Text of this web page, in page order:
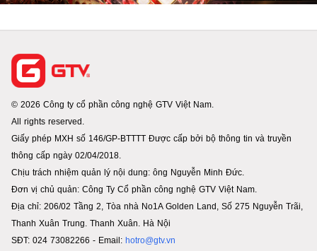
© 2026 Công ty cổ phần công nghệ GTV Việt Nam.
All rights reserved.
Giấy phép MXH số 146/GP-BTTTT Được cấp bởi bộ thông tin và truyền
thông cấp ngày 02/04/2018.
Chịu trách nhiệm quản lý nội dung: ông Nguyễn Minh Đức.
Đơn vị chủ quản: Công Ty Cổ phần công nghệ GTV Việt Nam.
Địa chỉ: 206/02 Tầng 2, Tòa nhà No1A Golden Land, Số 275 Nguyễn Trãi,
Thanh Xuân Trung. Thanh Xuân. Hà Nội
SĐT: 024 73082266 - Email: hotro@gtv.vn